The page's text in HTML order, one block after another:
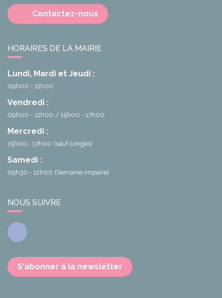
Contactez-nous
HORAIRES DE LA MAIRIE
Lundi, Mardi et Jeudi :
09h00 - 12h00
Vendredi :
09h00 - 12h00 15h00 - 17h00
Mercredi :
15h00 - 17h00 (sauf congés)
Samedi :
09h30 - 12h00 (Semaine impaire)
NOUS SUIVRE
Facebook
S'abonner à la newsletter